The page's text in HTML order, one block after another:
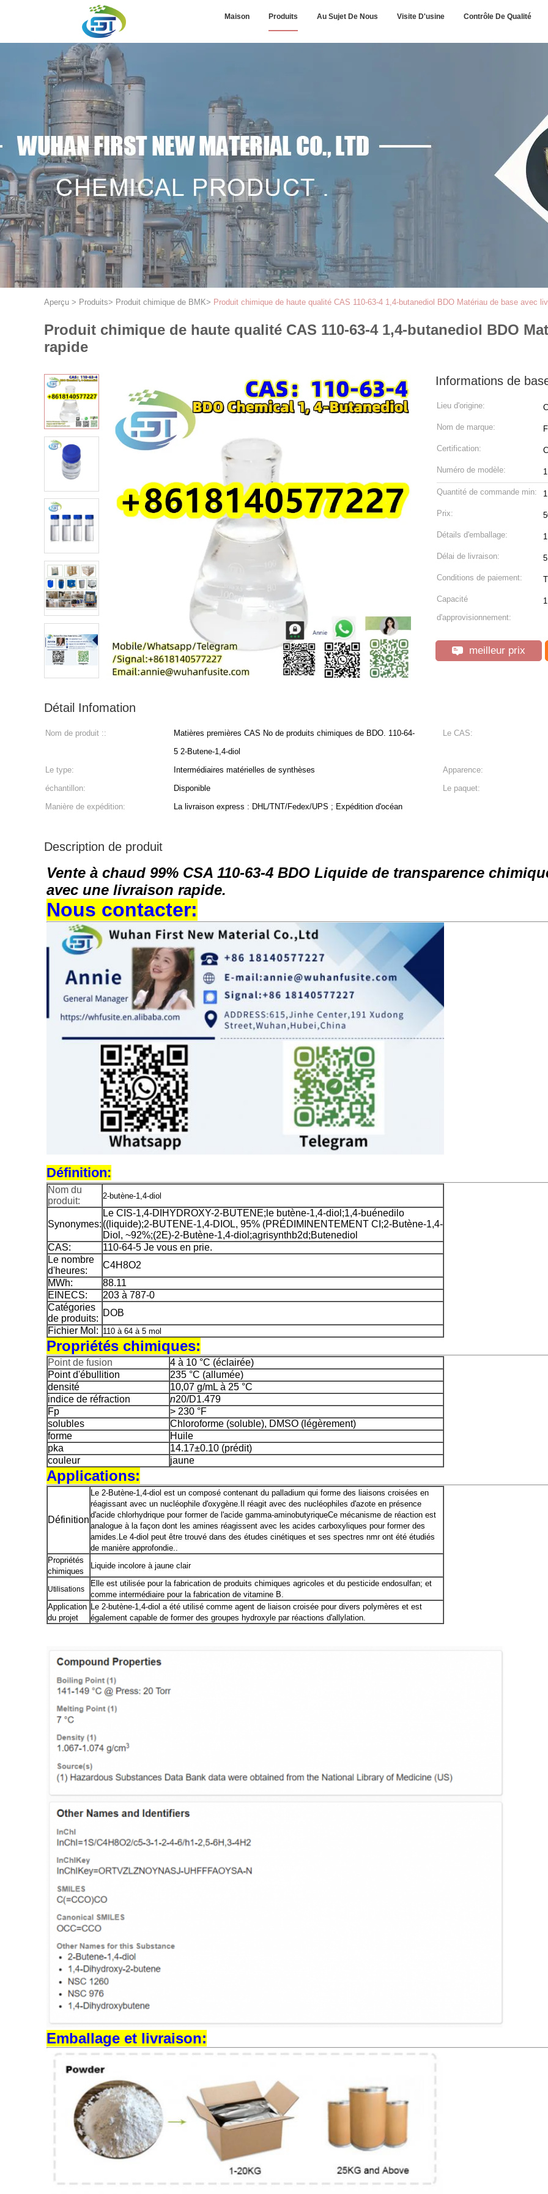
Maison Produits Au Sujet De Nous Visite D'usine Contrôle De Qualité
Aperçu > Produits> Produit chimique de BMK> Produit chimique de haute qualité CAS 110-63-4 1,4-butanediol BDO Matériau de base avec
Produit chimique de haute qualité CAS 110-63-4 1,4-butanediol BDO
rapide
Informations de
Lieu d'origine:
Nom de marque:
Certification:
Numéro de modèle:
Quantité de commande min:
Prix:
Détails d'emballage:
Délai de livraison:
Conditions de paiement:
Capacité
d'approvisionnement:
meilleur prix
Détail Infomation
Nom de produit ::
Matières premières CAS No de produits chimiques de BDO. 110-64-
5 2-Butene-1,4-diol
Le CAS:
Le type: Intermédiaires matérielles de synthèses
Apparence:
échantillon:
Disponible
Le paquet:
Manière de expédition:
La livraison express : DHL/TNT/Fedex/UPS ; Expédition d'océan
Description de produit
Vente à chaud 99% CSA 110-63-4 BDO Liquide de transparence
avec une livraison rapide.
Nous contacter:
Définition:
Nom du
produit:
2-butène-1,4-diol
Synonymes:
Le CIS-1,4-DIHYDROXY-2-BUTENE;le butène-1,4-diol;1,4-buénedilo
((liquide);2-BUTENE-1,4-DIOL, 95% (PRÉDIMINENTEMENT CI;2-Butène-1,4-
Diol, ~92%;(2E)-2-Butène-1,4-diol;agrisynthb2d;Butenediol
CAS:
110-64-5 Je vous en prie.
Le nombre
d'heures:
C4H8O2
MWh:
88.11
EINECS:
203 à 787-0
Catégories
de produits:
DOB
Fichier Mol: 110 à 64 à 5 mol
Propriétés chimiques:
Point de fusion
4 à 10 °C (éclairée)
Point d'ébullition
235 °C (allumée)
densité
10,07 g/mL à 25 °C
indice de réfraction
n20/D1.479
Fp
> 230 °F
solubles
Chloroforme (soluble), DMSO (légèrement)
forme
Huile
pka
14.17±0.10 (prédit)
couleur
jaune
Applications:
Définition
Le 2-Butène-1,4-diol est un composé contenant du palladium qui forme des liaisons croisées en
réagissant avec un nucléophile d'oxygène.Il réagit avec des nucléophiles d'azote en présence
d'acide chlorhydrique pour former de l'acide gamma-aminobutyriqueCe mécanisme de réaction est
analogue à la façon dont les amines réagissent avec les acides carboxyliques pour former des
amides.Le 4-diol peut être trouvé dans des études cinétiques et ses spectres nmr ont été étudiés
de manière approfondie..
Propriétés
chimiques
Liquide incolore à jaune clair
Utilisations
Elle est utilisée pour la fabrication de produits chimiques agricoles et du pesticide endosulfan; et
comme intermédiaire pour la fabrication de vitamine B.
Application
du projet
Le 2-butène-1,4-diol a été utilisé comme agent de liaison croisée pour divers polymères et est
également capable de former des groupes hydroxyle par réactions d'allylation.
Emballage et livraison: